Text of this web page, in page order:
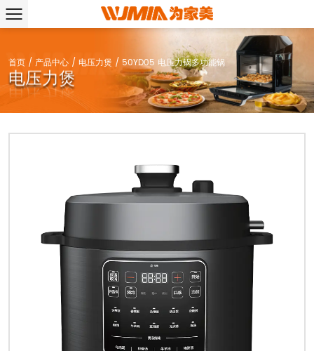
首页 / 产品中心 / 电压力煲 / 50YD05 电压力锅多功能锅
电压力煲